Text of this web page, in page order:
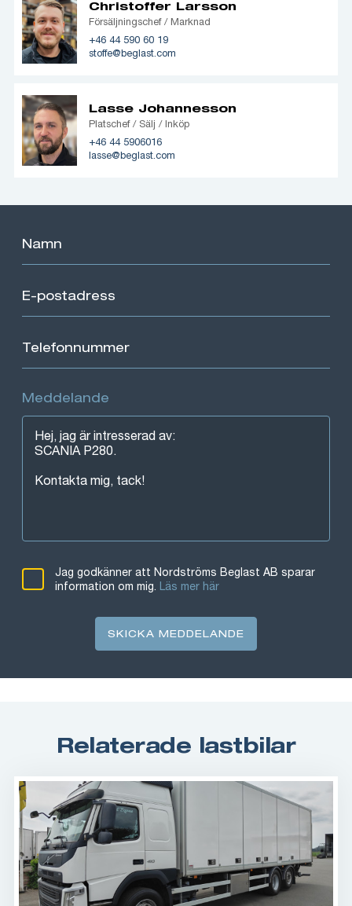
Christoffer Larsson
Försäljningschef / Marknad
+46 44 590 60 19
stoffe@beglast.com
Lasse Johannesson
Platschef / Sälj / Inköp
+46 44 5906016
lasse@beglast.com
Meddelande
Jag godkänner att Nordströms Beglast AB sparar
information om mig. Läs mer här
SKICKA MEDDELANDE
Relaterade lastbilar